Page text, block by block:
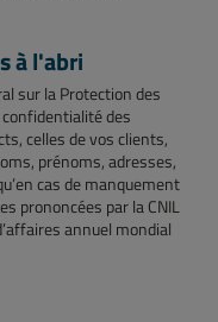
à l'abri
sur la Protection des
des
celles de vos clients,
prénoms, adresses,
cas de manquement
prononcées par la CNIL
annuel mondial